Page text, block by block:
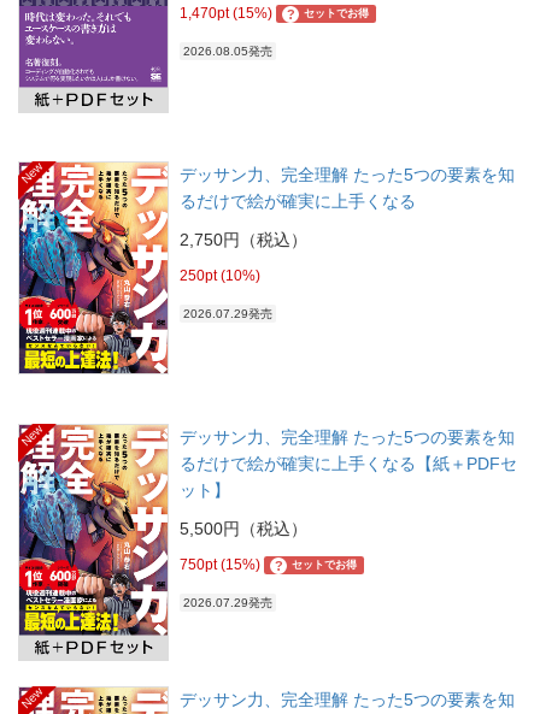
1,470pt (15%) ? セットでお得
2026.08.05発売
New
デッサン力、完全理解 たった5つの要素を知
るだけで絵が確実に上手くなる
2,750円（税込）
250pt (10%)
2026.07.29発売
New
デッサン力、完全理解 たった5つの要素を知
るだけで絵が確実に上手くなる【紙＋PDFセ
ット】
5,500円（税込）
750pt (15%) ? セットでお得
2026.07.29発売
New
デッサン力、完全理解 たった5つの要素を知